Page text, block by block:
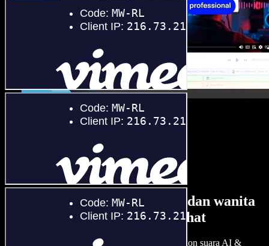
Banyak pilihan suara lelaki dan wanita
dengan pelbagai loghat
Setiap projek boleh jadi unik. Pilih ratusan pelakon suara AI &